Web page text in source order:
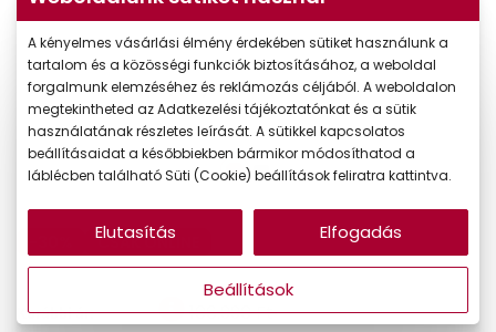
CSAK ONLINE
Korábbi ár: 106.990 Ft
A kényelmes vásárlási élmény érdekében sütiket használunk a
tartalom és a közösségi funkciók biztosításához, a weboldal
forgalmunk elemzéséhez és reklámozás céljából. A weboldalon
megtekintheted az Adatkezelési tájékoztatónkat és a sütik
használatának részletes leírását. A sütikkel kapcsolatos
beállításaidat a későbbiekben bármikor módosíthatod a
láblécben található Süti (Cookie) beállítások feliratra kattintva.
Beállítások
Elutasítás Elfogadás